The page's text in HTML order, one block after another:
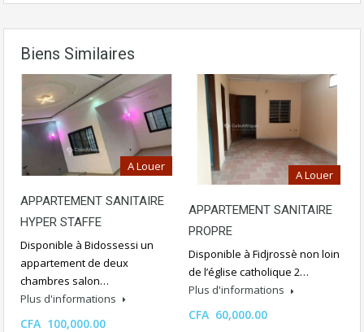
Biens Similaires
A Louer
APPARTEMENT SANITAIRE
HYPER STAFFE
Disponible à Bidossessi un
appartement de deux
chambres salon…
Plus d'informations
CFA 100,000.00
A Louer
APPARTEMENT SANITAIRE
PROPRE
Disponible à Fidjrossè non loin
de l’église catholique 2…
Plus d'informations
CFA 60,000.00